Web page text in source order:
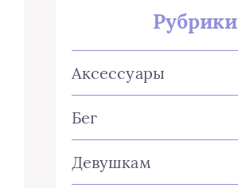
Рубрики
Аксессуары
Бег
Девушкам